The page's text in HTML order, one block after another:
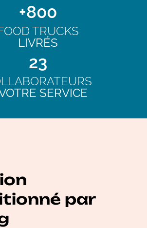
+800
TRUCKS
LIVRÉS
23
SERVICE
par